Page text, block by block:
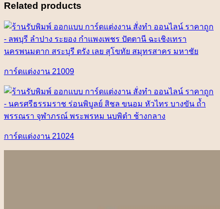
Related products
การ์ดแต่งงาน 21009
การ์ดแต่งงาน 21024